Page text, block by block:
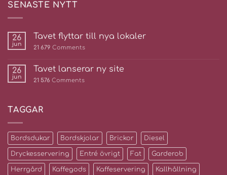
SENASTE NYTT
26
jun
Tavet flyttar till nya lokaler
21 679 Comments
26
jun
Tavet lanserar ny site
21 576 Comments
TAGGAR
Bordsdukar Bordskjolar Brickor Diesel
Dryckesservering Entré övrigt Fat Garderob
Herrgård Kaffegods Kaffeservering Kallhållning